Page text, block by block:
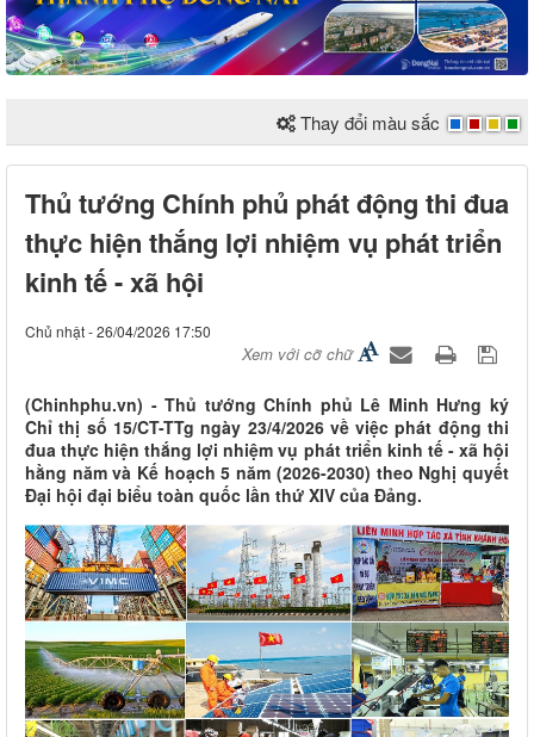
Thay đổi màu sắc
Thủ tướng Chính phủ phát động thi đua
thực hiện thắng lợi nhiệm vụ phát triển
kinh tế - xã hội
Chủ nhật - 26/04/2026 17:50
Xem với cỡ chữ
(Chinhphu.vn) - Thủ tướng Chính phủ Lê Minh Hưng ký
Chỉ thị số 15/CT-TTg ngày 23/4/2026 về việc phát động thi
đua thực hiện thắng lợi nhiệm vụ phát triển kinh tế - xã hội
hằng năm và Kế hoạch 5 năm (2026-2030) theo Nghị quyết
Đại hội đại biểu toàn quốc lần thứ XIV của Đảng.